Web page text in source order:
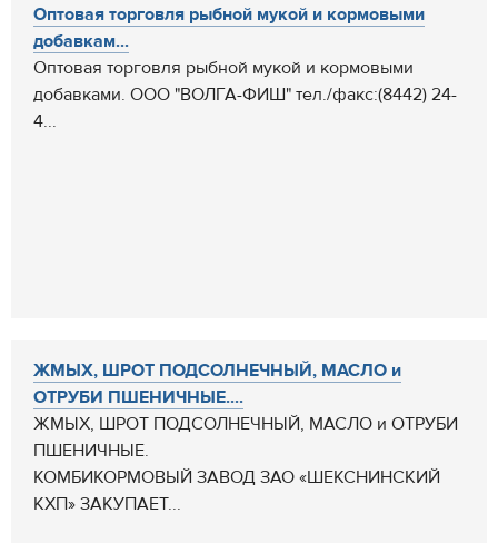
Оптовая торговля рыбной мукой и кормовыми
добавкам...
Оптовая торговля рыбной мукой и кормовыми
добавками. ООО "ВОЛГА-ФИШ" тел./факс:(8442) 24-
4...
ЖМЫХ, ШРОТ ПОДСОЛНЕЧНЫЙ, МАСЛО и
ОТРУБИ ПШЕНИЧНЫЕ....
ЖМЫХ, ШРОТ ПОДСОЛНЕЧНЫЙ, МАСЛО и ОТРУБИ
ПШЕНИЧНЫЕ.
КОМБИКОРМОВЫЙ ЗАВОД ЗАО «ШЕКСНИНСКИЙ
КХП» ЗАКУПАЕТ...